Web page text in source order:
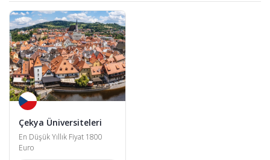
Çekya Üniversiteleri
En Düşük Yıllık Fiyat 1800
Euro